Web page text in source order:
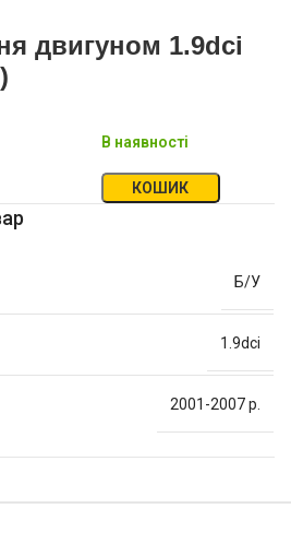
двигуном 1.9dci
В наявності
КОШИК
Б/У
1.9dci
2001-2007 р.